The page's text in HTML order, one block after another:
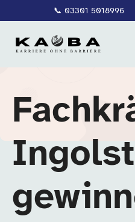
📞 03301 5018996